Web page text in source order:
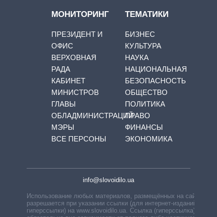
МОНИТОРИНГ
ПРЕЗИДЕНТ И
ОФИС
ВЕРХОВНАЯ
РАДА
КАБИНЕТ
МИНИСТРОВ
ГЛАВЫ
ОБЛАДМИНИСТРАЦИЙ
МЭРЫ
ВСЕ ПЕРСОНЫ
ТЕМАТИКИ
БИЗНЕС
КУЛЬТУРА
НАУКА
НАЦИОНАЛЬНАЯ
БЕЗОПАСНОСТЬ
ОБЩЕСТВО
ПОЛИТИКА
ПРАВО
ФИНАНСЫ
ЭКОНОМИКА
info@slovoidilo.ua
Использование любых материалов, размещённых на сайте,
разрешается при указании ссылки (для интернет-изданий —
гиперссылки) на www.slovoidilo.ua. Ссылка (гиперссылка)